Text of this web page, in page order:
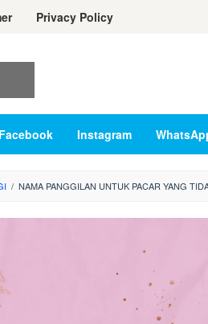
Privacy Policy
Facebook Instagram
/ NAMA PANGGILAN UNTUK PACAR YANG